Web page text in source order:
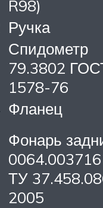
R98)
Ручка
Спидометр
79.3802
1578-76
Фланец
Фонарь
0064.003716
ТУ
2005